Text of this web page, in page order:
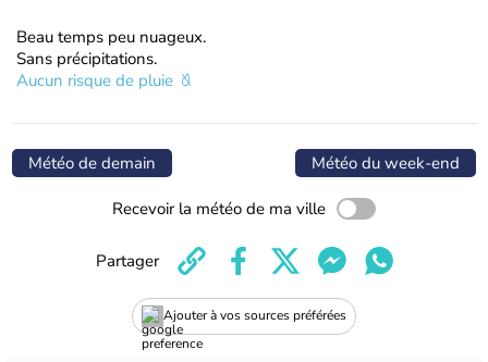
Beau temps peu nuageux.
Sans précipitations.
Aucun risque de pluie
Météo de demain Météo du week-end
Recevoir la météo de ma ville
Ajouter à vos sources préférées
Partager